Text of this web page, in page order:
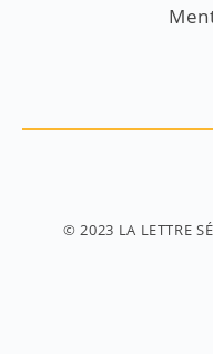
© 2023 LA LETTRE